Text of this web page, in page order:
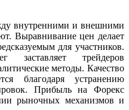
внутренними и внешними
Выравнивание цен делает
для участников.
заставляет трейдеров
методы. Качество
благодаря устранению
Прибыль на Форекс
рыночных механизмов и